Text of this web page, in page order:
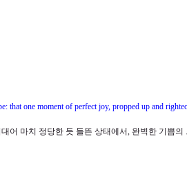
that one moment of perfect joy, propped up and
어 마치 정당한 듯 들뜬 상태에서, 완벽한 기쁨의